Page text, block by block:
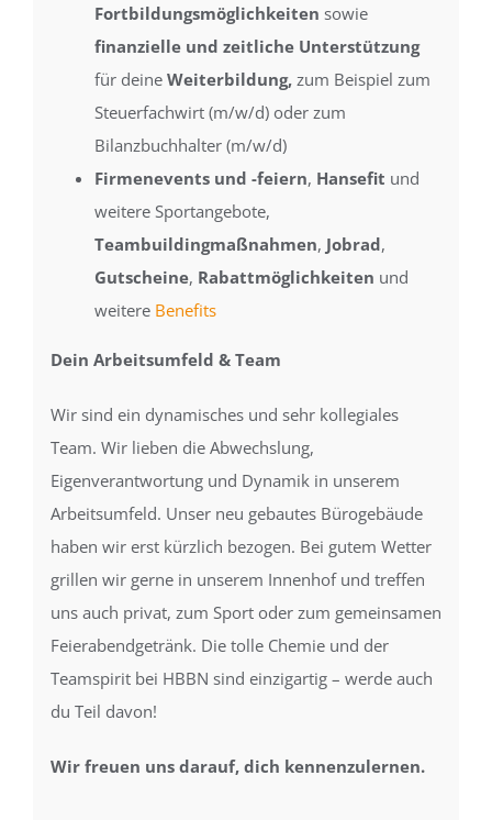
Fortbildungsmöglichkeiten sowie
finanzielle und zeitliche Unterstützung
für deine Weiterbildung, zum Beispiel zum
Steuerfachwirt (m/w/d) oder zum
Bilanzbuchhalter (m/w/d)
Firmenevents und -feiern, Hansefit und
weitere Sportangebote,
Teambuildingmaßnahmen, Jobrad,
Gutscheine, Rabattmöglichkeiten und
weitere Benefits
Dein Arbeitsumfeld & Team
Wir sind ein dynamisches und sehr kollegiales
Team. Wir lieben die Abwechslung,
Eigenverantwortung und Dynamik in unserem
Arbeitsumfeld. Unser neu gebautes Bürogebäude
haben wir erst kürzlich bezogen. Bei gutem Wetter
grillen wir gerne in unserem Innenhof und treffen
uns auch privat, zum Sport oder zum gemeinsamen
Feierabendgetränk. Die tolle Chemie und der
Teamspirit bei HBBN sind einzigartig – werde auch
du Teil davon!
Wir freuen uns darauf, dich kennenzulernen.